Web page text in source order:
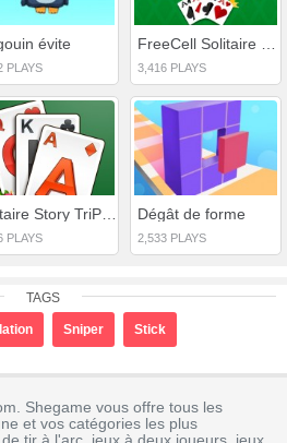
évite
PLAYS 3,416 PLAYS
PLAYS
Dégât de forme
2,533 PLAYS
TAGS
Sniper Stick
Shegame vous offre tous les
et vos catégories les plus